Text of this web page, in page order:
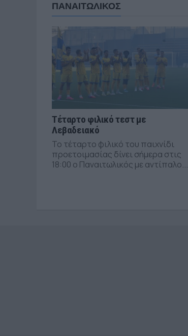
ΠΑΝΑΙΤΩΛΙΚΟΣ
Τέταρτο φιλικό τεστ με
Λεβαδειακό
Το τέταρτο φιλικό του παιχνίδι
προετοιμασίας δίνει σήμερα στις
18:00 ο Παναιτωλικός με αντίπαλο...